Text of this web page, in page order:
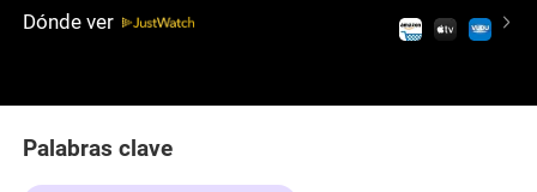
Dónde ver
Palabras clave